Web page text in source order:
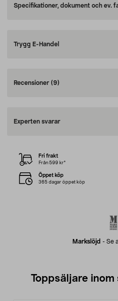
Specifikationer, dokument och ev.
Trygg E-Handel
Recensioner (9)
Experten svarar
Markslöjd - Se
Fri frakt
Från 599 kr*
Öppet köp
365 dagar öppet köp
Toppsäljare